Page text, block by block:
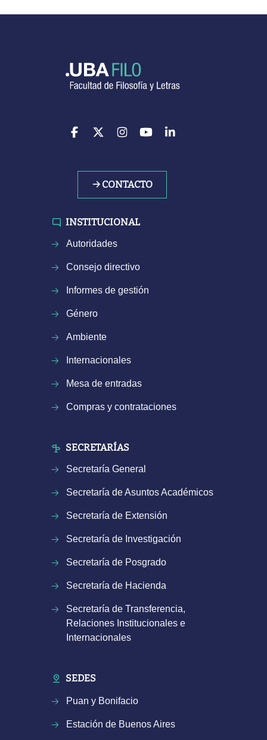
→ CONTACTO
INSTITUCIONAL
Autoridades
Consejo directivo
Informes de gestión
Género
Ambiente
Internacionales
Mesa de entradas
Compras y contrataciones
SECRETARÍAS
Secretaría General
Secretaría de Asuntos Académicos
Secretaría de Extensión
Secretaría de Investigación
Secretaría de Posgrado
Secretaría de Hacienda
Secretaría de Transferencia,
Relaciones Institucionales e
Internacionales
SEDES
Puan y Bonifacio
Estación de Buenos Aires